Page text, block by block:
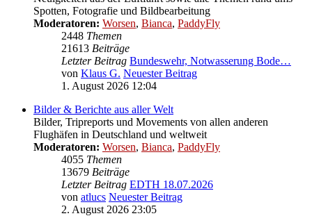
Spotten, Fotografie und Bildbearbeitung
Moderatoren: Worsen, Bianca, PaddyFly
2448 Themen
21613 Beiträge
Letzter Beitrag Bundeswehr, Notwasserung Bode…
von Klaus G. Neuester Beitrag
1. August 2026 12:04
Bilder & Berichte aus aller Welt
Bilder, Tripreports und Movements von allen anderen
Flughäfen in Deutschland und weltweit
Moderatoren: Worsen, Bianca, PaddyFly
4055 Themen
13679 Beiträge
Letzter Beitrag EDTH 18.07.2026
von atlucs Neuester Beitrag
2. August 2026 23:05